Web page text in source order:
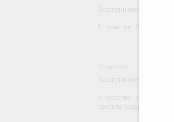
Заседание
В повестке: бюджетные
Заседание
проекты федеральных